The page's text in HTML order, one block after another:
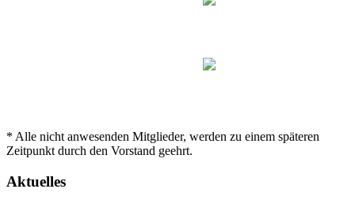
* Alle nicht anwesenden Mitglieder, werden zu einem späteren
Zeitpunkt durch den Vorstand geehrt.
Aktuelles